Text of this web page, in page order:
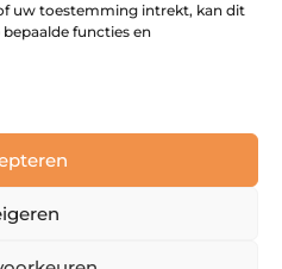
uw toestemming intrekt, kan dit
functies en
afspraak.
by